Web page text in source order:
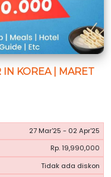
IN KOREA | MARET
27 Mar'25 - 02 Apr'25
Rp. 19,990,000
Tidak ada diskon